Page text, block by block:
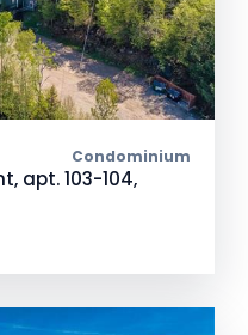
Condominium
apt. 103-104,